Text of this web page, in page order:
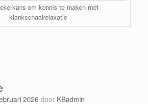
kans om kennis te maken met
klankschaalrelaxatie
2026 door KBadmin